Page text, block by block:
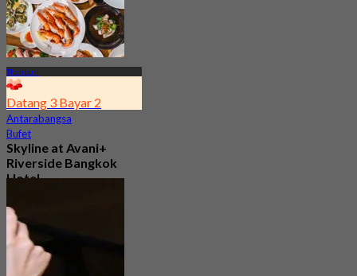
Thonburi
Datang 3 Bayar 2
Antarabangsa
Bufet
Skyline at Avani+
Riverside Bangkok
Hotel
2.3K ditempah
Dari